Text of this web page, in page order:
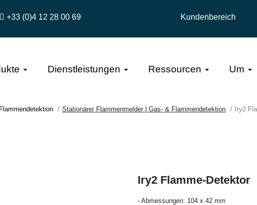
+33 (0)4 12 28 00 69 Kundenbereich
Dienstleistungen Ressourcen Um
Stationärer Flammenmelder | Gas- & Flammendetektion Iry2
Iry2 Flamme-Detektor
- Abmessungen: 104 x 42 mm